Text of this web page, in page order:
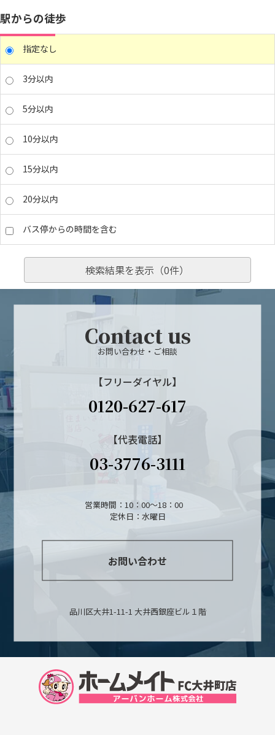
駅からの徒歩
指定なし
3分以内
5分以内
10分以内
15分以内
20分以内
バス停からの時間を含む
検索結果を表示（0件）
Contact us
お問い合わせ・ご相談
【フリーダイヤル】
0120-627-617
【代表電話】
03-3776-3111
営業時間：10：00～18：00
定休日：水曜日
お問い合わせ
品川区大井1-11-1 大井西銀座ビル１階